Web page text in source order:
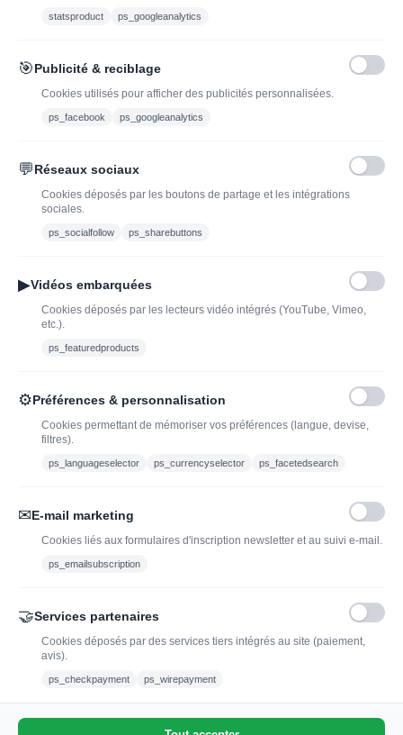
J'ai lu et j'accepte les conditions générales de vente
Offres du moment
Bouteilles d'exception
champagnes & spiritueux
à découvrir| J’adopte un
vin
bouteille de champagne,
Caviste en ligne pour l’adoption de vin, champagne,
contact@jadopteunvin.fr
statsproduct ps_googleanalytics
🎯Publicité & reciblage
Cookies utilisés pour afficher des publicités personnalisées.
ps_facebook ps_googleanalytics
💬Réseaux sociaux
Cookies déposés par les boutons de partage et les intégrations
sociales.
ps_socialfollow ps_sharebuttons
▶Vidéos embarquées
Cookies déposés par les lecteurs vidéo intégrés (YouTube, Vimeo,
etc.).
ps_featuredproducts
⚙Préférences & personnalisation
Cookies permettant de mémoriser vos préférences (langue, devise,
filtres).
ps_languageselector ps_currencyselector ps_facetedsearch
✉E-mail marketing
Cookies liés aux formulaires d'inscription newsletter et au suivi e-mail.
ps_emailsubscription
🤝Services partenaires
Cookies déposés par des services tiers intégrés au site (paiement,
avis).
ps_checkpayment ps_wirepayment